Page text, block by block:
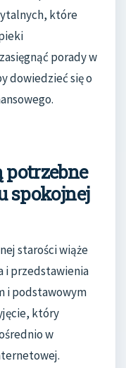
które
porady w
dowiedzieć się o
spokojnej
starości wiąże
i przedstawienia
i podstawowym
który
w